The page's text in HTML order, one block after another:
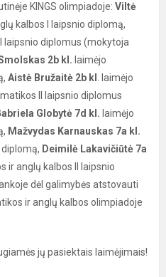
KINGS olimpiadoje: Viltė
kalbos I laipsnio diplomą,
laipsnio diplomus (mokytoja
2b kl. laimėjo
Aistė Bružaitė 2b kl
. laimėjo
II laipsnio diplomus
Globytė 7d kl. laimėjo
Mažvydas Karnauskas 7a kl.
Deimilė Lakavičiūtė 7a
ir anglų kalbos II laipsnio
dėl galimybės atstovauti
ir anglų kalbos olimpiadoje
jų pasiektais laimėjimais!